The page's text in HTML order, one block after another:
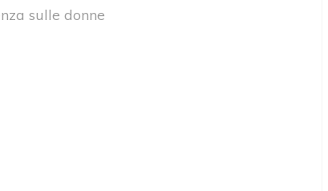
sulle donne